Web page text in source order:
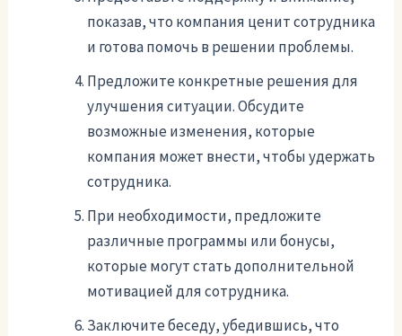
показав, что компания ценит сотрудника
и готова помочь в решении проблемы.
Предложите конкретные решения для
улучшения ситуации. Обсудите
возможные изменения, которые
компания может внести, чтобы удержать
сотрудника.
При необходимости, предложите
различные программы или бонусы,
которые могут стать дополнительной
мотивацией для сотрудника.
Заключите беседу, убедившись, что